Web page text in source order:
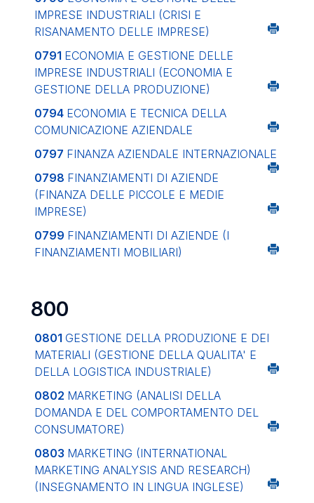
IMPRESE INDUSTRIALI (CRISI E
RISANAMENTO DELLE IMPRESE)
0791 ECONOMIA E GESTIONE DELLE
IMPRESE INDUSTRIALI (ECONOMIA E
GESTIONE DELLA PRODUZIONE)
0794 ECONOMIA E TECNICA DELLA
COMUNICAZIONE AZIENDALE
0797 FINANZA AZIENDALE INTERNAZIONALE
0798 FINANZIAMENTI DI AZIENDE
(FINANZA DELLE PICCOLE E MEDIE
IMPRESE)
0799 FINANZIAMENTI DI AZIENDE (I
FINANZIAMENTI MOBILIARI)
800
0801 GESTIONE DELLA PRODUZIONE E DEI
MATERIALI (GESTIONE DELLA QUALITA' E
DELLA LOGISTICA INDUSTRIALE)
0802 MARKETING (ANALISI DELLA
DOMANDA E DEL COMPORTAMENTO DEL
CONSUMATORE)
0803 MARKETING (INTERNATIONAL
MARKETING ANALYSIS AND RESEARCH)
(INSEGNAMENTO IN LINGUA INGLESE)